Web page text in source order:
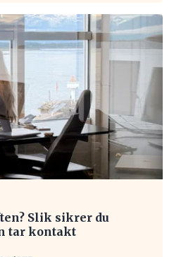
Slik sikrer du
tar kontakt